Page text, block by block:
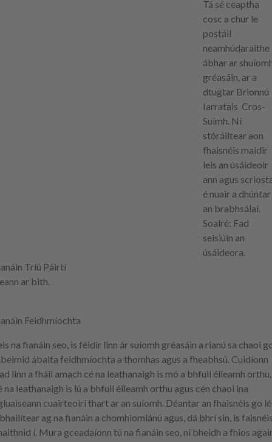
Tá sé ceaptha
cosc a chur le
postáil
neamhúdaraithe
ábhar ar
gréasáin, ar a
dtugtar Brionnú
Iarratais Cros-
Suímh. Ní
stóráiltear aon
fhaisnéis maidir
leis an úsáideoir
ann agus
é nuair a dhúntar
an brabhsálaí.
Soalré: Fad
seisiúin an
úsáideora.
Tríú Páirtí
ar bith.
Feidhmíochta
na fianáin seo, is féidir linn ár suíomh gréasáin a rianú sa chaoi
ábalta feidhmíochta a thomhas agus a fheabhsú. Cuidíonn
linn a fháil amach cé na leathanaigh is mó a bhfuil éileamh orthu,
na leathanaigh is lú a bhfuil éileamh orthu agus cén chaoi ina
cuairteoirí thart ar an suíomh. Déantar an fhaisnéis go
ag na fianáin a chomhiomlánú agus, dá bhrí sin, is
í. Mura gceadaíonn tú na fianáin seo, ní bheidh a fhios